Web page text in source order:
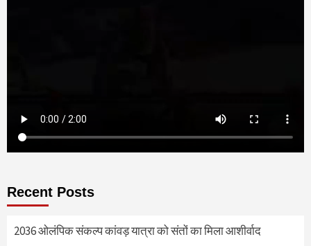
Recent Posts
2036 ओलंपिक संकल्प कांवड़ यात्रा को संतों का मिला आशीर्वाद